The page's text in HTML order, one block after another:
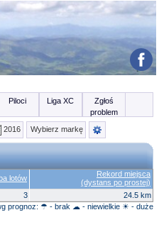
Piloci Liga XC
Zgłoś
problem
2016 Wybierz markę
lotów
Rekord miejsca
(dystans po prostej)
3
24.5 km
prognoz: ☂ - brak ☁ - niewielkie ☀ - duże